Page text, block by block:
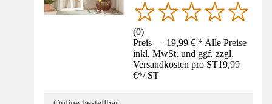
(0)
Preis — 19,99 € * Alle Preise
inkl. MwSt. und ggf. zzgl.
Versandkosten pro ST19,99
€*/ ST